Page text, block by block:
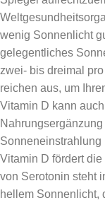
wenig Sonnenlicht
gelegentliches
zwei- bis dreimal
reichen aus, um
Vitamin D kann
Vitamin D fördert
von Serotonin steht
hellem Sonnenlicht,